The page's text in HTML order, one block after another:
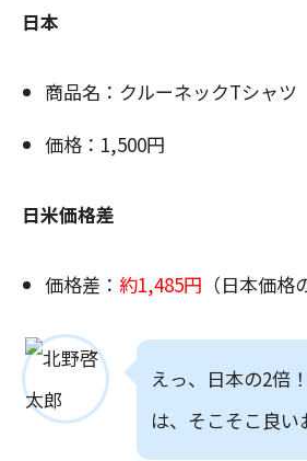
日本
商品名：クルーネックTシャツ
価格：1,500円
日米価格差
価格差： 約1,485円 （日本価格
えっ、日本の2倍
は、そこそこ良